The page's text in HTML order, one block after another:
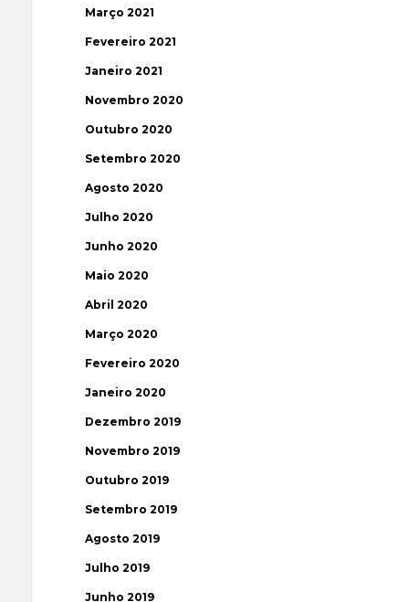
Março 2021
Fevereiro 2021
Janeiro 2021
Novembro 2020
Outubro 2020
Setembro 2020
Agosto 2020
Julho 2020
Junho 2020
Maio 2020
Abril 2020
Março 2020
Fevereiro 2020
Janeiro 2020
Dezembro 2019
Novembro 2019
Outubro 2019
Setembro 2019
Agosto 2019
Julho 2019
Junho 2019